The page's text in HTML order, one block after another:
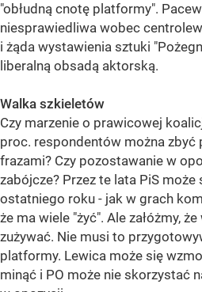
"obłudną cnotę platformy".
niesprawiedliwa wobec
i żąda wystawienia sztuki
liberalną obsadą aktorską.
Walka szkieletów
Czy marzenie o prawicowej
proc. respondentów można zbyć
frazami? Czy pozostawanie w
zabójcze? Przez te lata PiS może
ostatniego roku - jak w grach
że ma wiele "żyć". Ale załóżmy,
zużywać. Nie musi to
platformy. Lewica może się
minąć i PO może nie skorzystać